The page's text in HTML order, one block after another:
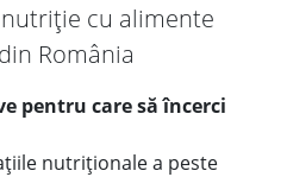
cu alimente
România
pentru care să încerci
nutriționale a peste